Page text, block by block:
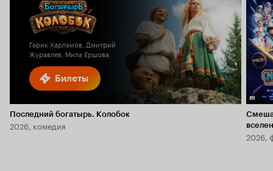
Билеты
Гарик Харламов, Дмитрий
Журавлев, Мила Ершова
Последний богатырь. Колобок
2026, комедия
2026,